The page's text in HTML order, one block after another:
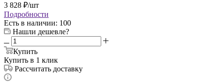
3 828 ₽/шт
Подробности
Есть в наличии: 100
Нашли дешевле?
Купить
Купить в 1 клик
Рассчитать доставку